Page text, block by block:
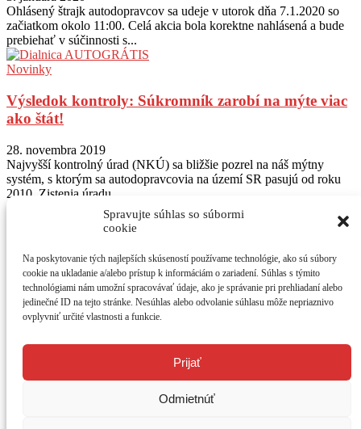
Spravujte súhlas so súbormi
cookie
Na poskytovanie tých najlepších skúseností používame technológie, ako sú súbory
cookie na ukladanie a/alebo prístup k informáciám o zariadení. Súhlas s týmito
technológiami nám umožní spracovávať údaje, ako je správanie pri prehliadaní alebo
jedinečné ID na tejto stránke. Nesúhlas alebo odvolanie súhlasu môže nepriaznivo
ovplyvniť určité vlastnosti a funkcie.
Prijať
Odmietnúť
Ohlásený štrajk autodopravcov sa udeje v utorok dňa 7.1.2020 so
začiatkom okolo 11:00. Celá akcia bola korektne nahlásená a bude
prebiehať v súčinnosti s...
Novinky
Výsledok kontroly: Súkromník zarobí na mýte viac
ako štát!
28. novembra 2019
Najvyšší kontrolný úrad (NKÚ) sa bližšie pozrel na náš mýtny
systém, s ktorým sa autodopravcovia na území SR pasujú od roku
2010. Zistenia úradu...
Sledujte nás na Instagram
O NÁS
AUTOGRÁTIS - jediný bezplatný motoristický časopis. Testy
vozidiel, prvé jazdy a novinky. Mesačne 44 strán vzrušujúceho
čítania o autách vatraktívnom grafickom dizajne. Časopis získate na
čerpacie stanice Shell, OMV a Slovnaft.
redakcia@autogratis.sk
Ako vznikol AUTOGRÁTIS?